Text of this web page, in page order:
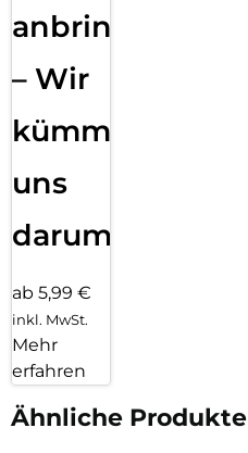
anbringen
– Wir
kümmern
uns
darum!
ab 5,99 €
inkl. MwSt.
Mehr
erfahren
Ähnliche Produkte